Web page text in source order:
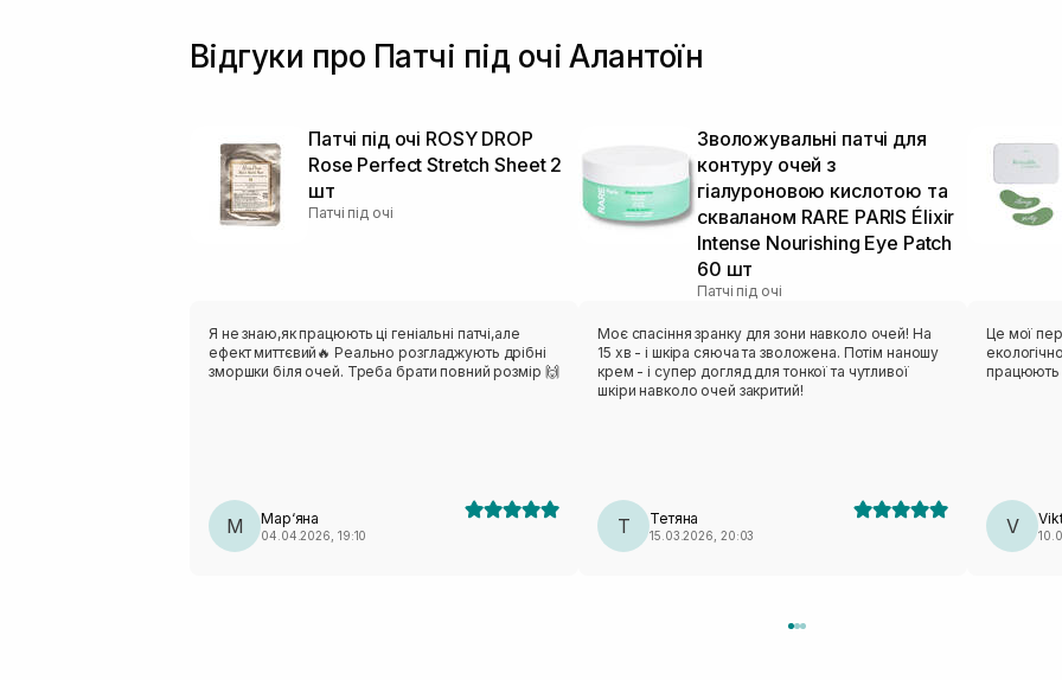
Відгуки про Патчі під очі Алантоїн
Патчі під очі ROSY DROP
Rose Perfect Stretch Sheet 2
шт
Патчі під очі
Я не знаю,як працюють ці геніальні патчі,але
ефект миттєвий🔥 Реально розгладжують дрібні
зморшки біля очей. Треба брати повний розмір 🙌
М Мар‘яна
04.04.2026, 19:10
Зволожувальні патчі для
контуру очей з
гіалуроновою кислотою та
скваланом RARE PARIS Élixir
Intense Nourishing Eye Patch
60 шт
Патчі під очі
Моє спасіння зранку для зони навколо очей! На
15 хв - і шкіра сяюча та зволожена. Потім наношу
крем - і супер догляд для тонкої та чутливої
шкіри навколо очей закритий!
Т Тетяна
15.03.2026, 20:03
Це мої
працюють
V